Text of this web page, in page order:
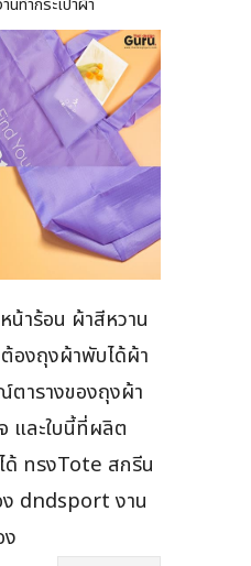
ทำกระเป๋าผ้า
าร้อน ผ้าสีหวาน
องถุงผ้าพับได้ผ้า
ารางของถุงผ้า
และใบนี้ที่ผลิต
ด้ ทรงTote สกรีน
dndsport งาน